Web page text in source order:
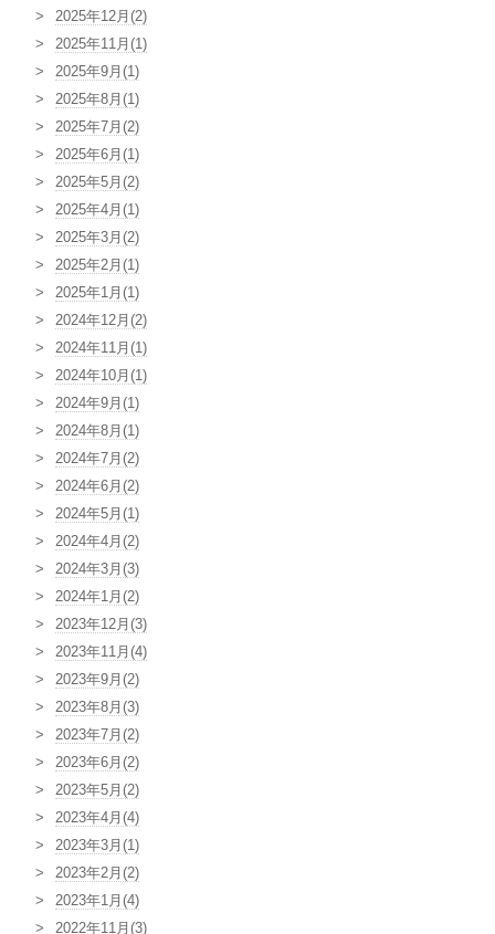
2025年12月(2)
2025年11月(1)
2025年9月(1)
2025年8月(1)
2025年7月(2)
2025年6月(1)
2025年5月(2)
2025年4月(1)
2025年3月(2)
2025年2月(1)
2025年1月(1)
2024年12月(2)
2024年11月(1)
2024年10月(1)
2024年9月(1)
2024年8月(1)
2024年7月(2)
2024年6月(2)
2024年5月(1)
2024年4月(2)
2024年3月(3)
2024年1月(2)
2023年12月(3)
2023年11月(4)
2023年9月(2)
2023年8月(3)
2023年7月(2)
2023年6月(2)
2023年5月(2)
2023年4月(4)
2023年3月(1)
2023年2月(2)
2023年1月(4)
2022年11月(3)